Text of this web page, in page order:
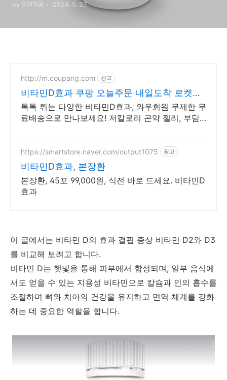
by 일일일공 2024. 5. 27.
http://m.coupang.com 광고
비타민D효과 쿠팡 오늘주문 내일도착 로켓배
송
톡톡 튀는 다양한 비타민D효과, 와우회원 무제한 무
료배송으로 만나보세요! 저칼로리 곤약 젤리, 부담
https://smartstore.naver.com/output1075 광고
비타민D효과, 본장환
본장환, 45포 99,000원, 식전 바로 드세요. 비타민D
효과
이 글에서는 비타민 D의 효과 결핍 증상 비타민 D2와 D3
를 비교해 보려고 합니다.
비타민 D는 햇빛을 통해 피부에서 합성되며, 일부 음식에
서도 얻을 수 있는 지용성 비타민으로 칼슘과 인의 흡수를
조절하며 뼈와 치아의 건강을 유지하고 면역 체계를 강화
하는 데 중요한 역할을 합니다.